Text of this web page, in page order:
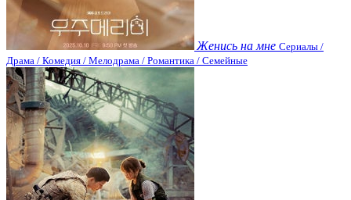
Женись на мне Сериалы /
Драма / Комедия / Мелодрама / Романтика / Семейные